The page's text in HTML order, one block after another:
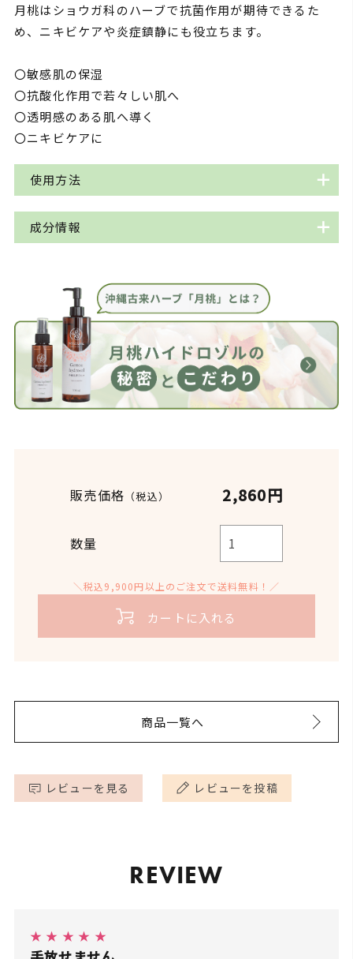
月桃はショウガ科のハーブで抗菌作用が期待できるた
め、ニキビケアや炎症鎮静にも役立ちます。
〇敏感肌の保湿
〇抗酸化作用で若々しい肌へ
〇透明感のある肌へ導く
〇ニキビケアに
使用方法
・化粧水としてお顔に5プッシュ
(お疲れ肌の時は、5プッシュなじませた後に1～2回
・コットンに浸し、シミなどの
気になるポイントにローションパック
・日焼けやかゆみなどの皮膚トラブルケアに
成分情報
全成分
ゲットウ花水(沖縄県産)、
グレープフルーツ種子エキ
ス
おすすめの肌
敏感肌～すべての肌タイプ
用目安
用ください。
おすすめします。
販売価格 （税込） 2,860円
数量
＼税込9,900円以上のご注文で送料無料！／
カートに入れる
商品一覧へ
レビューを見る レビューを投稿
REVIEW
★ ★ ★ ★ ★